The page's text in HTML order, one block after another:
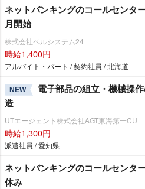
ネットバンキングのコールセンタ
月開始
株式会社ベルシステム24
時給1,400円
アルバイト・パート / 契約社員 / 北海道
NEW
電子部品の組立・機械操
造
UTエージェント株式会社AGT東海第一CU
時給1,300円
派遣社員 / 愛知県
ネットバンキングのコールセンタ
休み